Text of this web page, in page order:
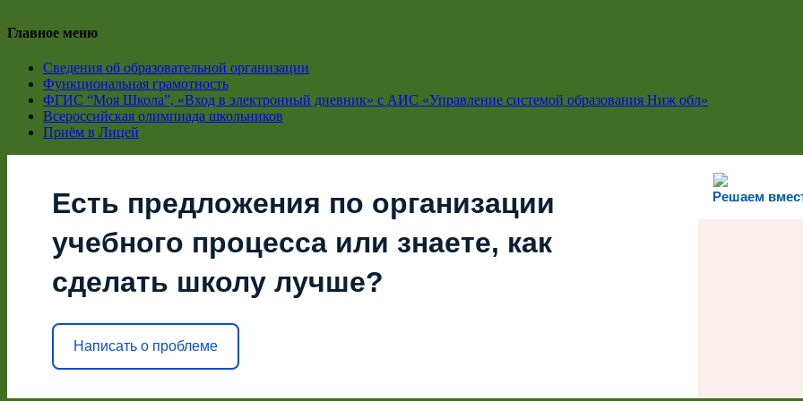
Главное меню
Сведения об образовательной организации
Функциональная грамотность
ФГИС “Моя Школа”, «Вход в электронный дневник» с АИС «Управление системой образования Ниж обл»
Всероссийская олимпиада школьников
Приём в Лицей
Решаем
Есть предложения по организации
учебного процесса или знаете, как
сделать школу лучше?
Написать о проблеме